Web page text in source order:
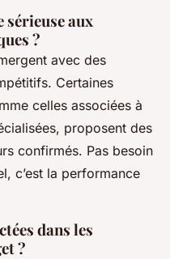
aux
?
avec des
Certaines
celles associées à
proposent des
confirmés. Pas besoin
c’est la performance
dans les
?